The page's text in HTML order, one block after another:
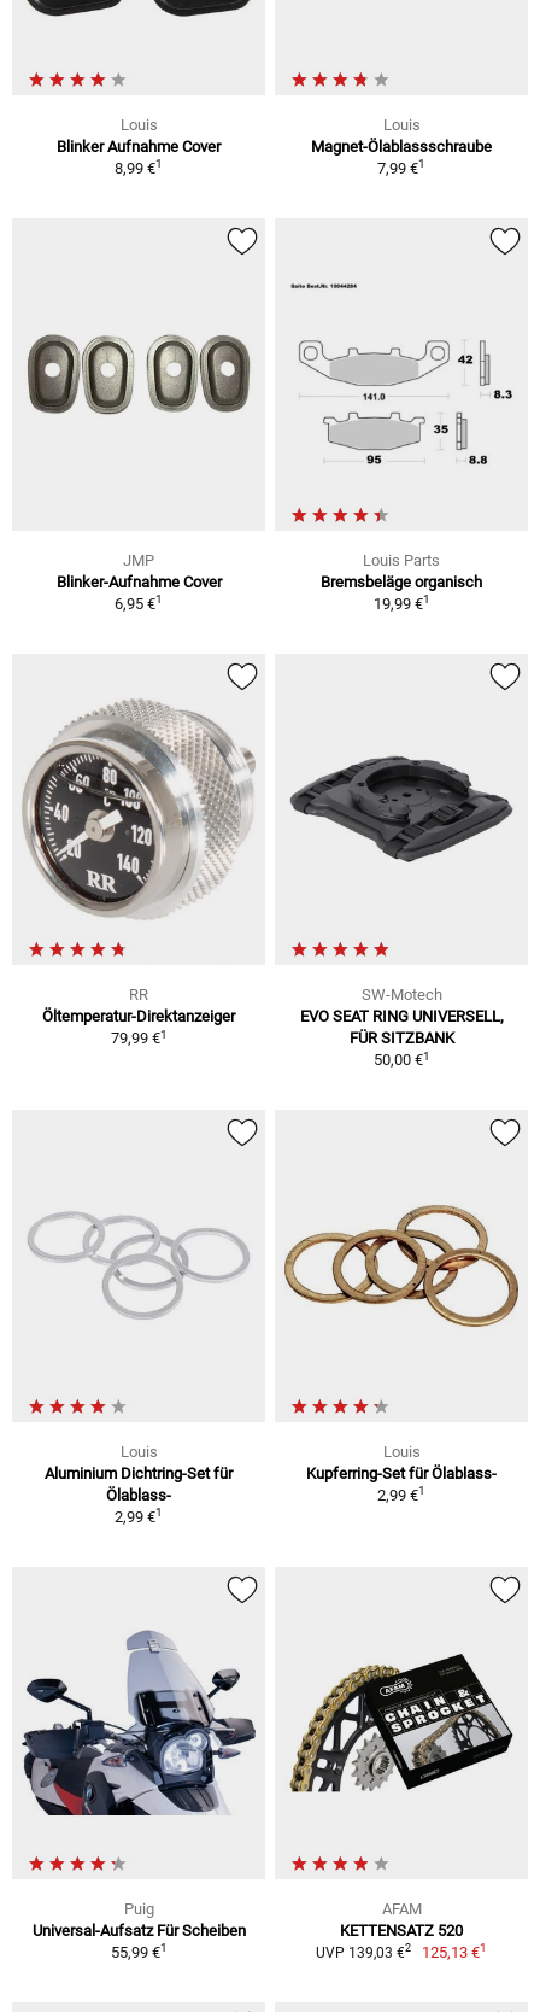
Louis
Blinker Aufnahme Cover
8,99 €1
Louis
Magnet-Ölablassschraube
7,99 €1
JMP
Blinker-Aufnahme Cover
6,95 €1
Louis Parts
Bremsbeläge organisch
19,99 €1
RR
Öltemperatur-Direktanzeiger
79,99 €1
SW-Motech
EVO SEAT RING UNIVERSELL,
FÜR SITZBANK
50,00 €1
Louis
Aluminium Dichtring-Set für
Ölablass-
2,99 €1
Louis
Kupferring-Set für Ölablass-
2,99 €1
Puig
Universal-Aufsatz Für Scheiben
55,99 €1
AFAM
KETTENSATZ 520
UVP 139,03 €2 125,13 €1